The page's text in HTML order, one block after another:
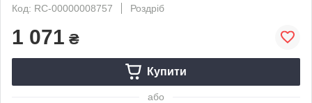
Код: RC-00000008757
Роздріб
1 071 ₴
Купити
або